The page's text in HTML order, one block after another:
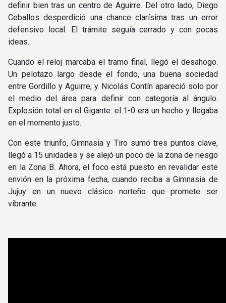
definir bien tras un centro de Aguirre. Del otro lado, Diego
Ceballos desperdició una chance clarísima tras un error
defensivo local. El trámite seguía cerrado y con pocas
ideas.
Cuando el reloj marcaba el tramo final, llegó el desahogo.
Un pelotazo largo desde el fondo, una buena sociedad
entre Gordillo y Aguirre, y Nicolás Contín apareció solo por
el medio del área para definir con categoría al ángulo.
Explosión total en el Gigante: el 1-0 era un hecho y llegaba
en el momento justo.
Con este triunfo, Gimnasia y Tiro sumó tres puntos clave,
llegó a 15 unidades y se alejó un poco de la zona de riesgo
en la Zona B. Ahora, el foco está puesto en revalidar este
envión en la próxima fecha, cuando reciba a Gimnasia de
Jujuy en un nuevo clásico norteño que promete ser
vibrante.